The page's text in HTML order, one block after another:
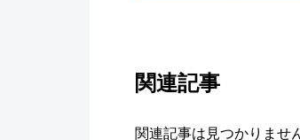
関連記事
関連記事は見つかりませ